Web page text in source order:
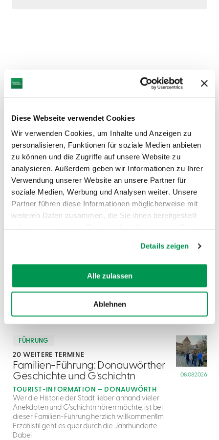
Diese Webseite verwendet Cookies
Wir verwenden Cookies, um Inhalte und Anzeigen zu
personalisieren, Funktionen für soziale Medien anbieten
zu können und die Zugriffe auf unsere Website zu
analysieren. Außerdem geben wir Informationen zu Ihrer
Verwendung unserer Website an unsere Partner für
soziale Medien, Werbung und Analysen weiter. Unsere
Partner führen diese Informationen möglicherweise mit
weiteren Daten zusammen, die Sie ihnen bereitgestellt
Details zeigen
Alle zulassen
Ablehnen
Ähnliche
FÜHRUNG
55 WEITERE TERMINE
Käthe-Kruse-Puppen-Museum
DONAUWÖRTH
Das Käthe-Kruse-
Puppen-Museum in Donauwörth zeigt in der
Dauerausstellung über 150 Puppen,
mehr
dazu
FÜHRUNG
20 WEITERE TERMINE
2
Familien-Führung: Donauwörther
Geschichte und G'schichtn
TOURIST-INFORMATION — DONAUWÖRTH
08.08.2026
Wer die Historie der Stadt lieber anhand vieler
Anekdoten und G’schichtn hören möchte, ist bei
dieser Familien-Führung herzlich willkommen!Im
Erzählstil geht es quer durch die Jahrhunderte.
Dabei
mehr
dazu